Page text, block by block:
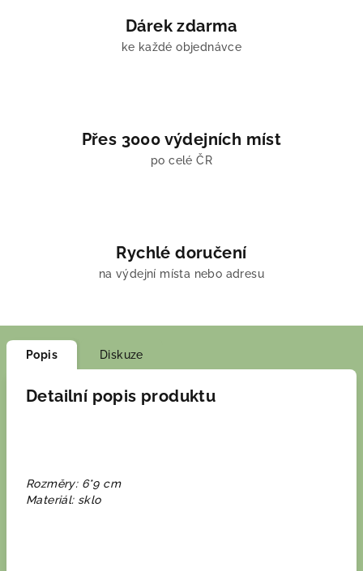
Dárek zdarma
ke každé objednávce
Přes 3000 výdejních míst
po celé ČR
Rychlé doručení
na výdejní místa nebo adresu
Popis Diskuze
Detailní popis produktu
Rozměry: 6*9 cm
Materiál: sklo